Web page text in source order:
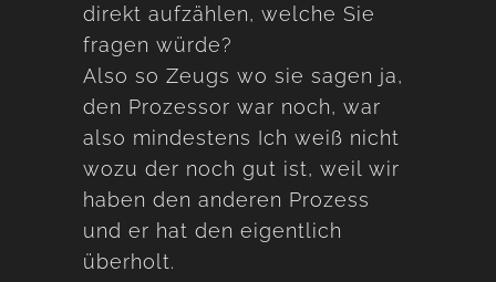
direkt aufzählen, welche Sie
fragen würde?
Also so Zeugs wo sie sagen ja,
den Prozessor war noch, war
also mindestens Ich weiß nicht
wozu der noch gut ist, weil wir
haben den anderen Prozess
und er hat den eigentlich
überholt.